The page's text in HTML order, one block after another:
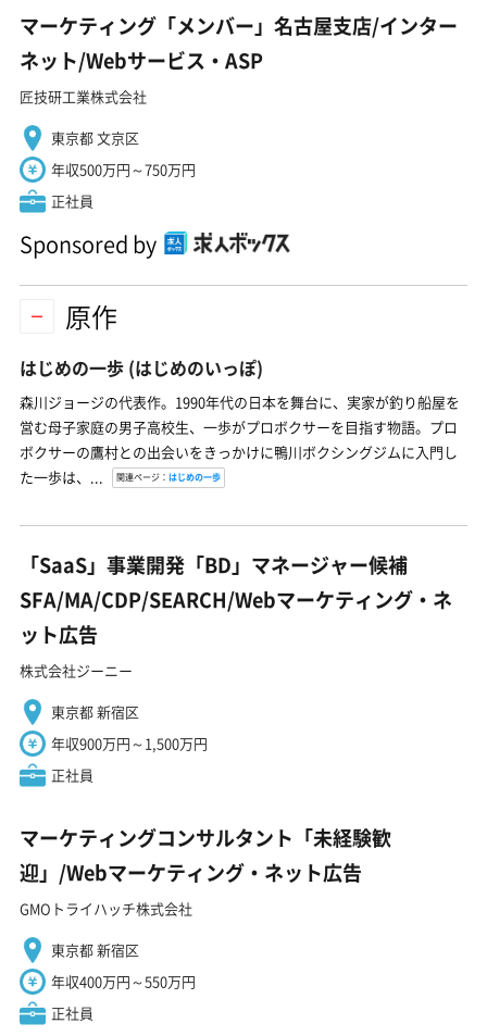
マーケティング「メンバー」名古屋支店/インター
ネット/Webサービス・ASP
匠技研工業株式会社
東京都 文京区
年収500万円～750万円
正社員
Sponsored by
原作
はじめの一歩 (はじめのいっぽ)
森川ジョージの代表作。1990年代の日本を舞台に、実家が釣り船屋を
営む母子家庭の男子高校生、一歩がプロボクサーを目指す物語。プロ
ボクサーの鷹村との出会いをきっかけに鴨川ボクシングジムに入門し
た一歩は、...
関連ページ： はじめの一歩
「SaaS」事業開発「BD」マネージャー候補
SFA/MA/CDP/SEARCH/Webマーケティング・ネ
ット広告
株式会社ジーニー
東京都 新宿区
年収900万円～1,500万円
正社員
マーケティングコンサルタント「未経験歓
迎」/Webマーケティング・ネット広告
GMOトライハッチ株式会社
東京都 新宿区
年収400万円～550万円
正社員